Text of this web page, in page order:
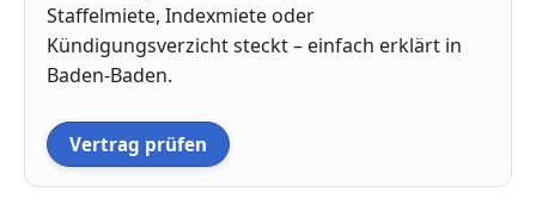
Staffelmiete, Indexmiete oder
Kündigungsverzicht steckt – einfach erklärt in
Baden-Baden.
Vertrag prüfen